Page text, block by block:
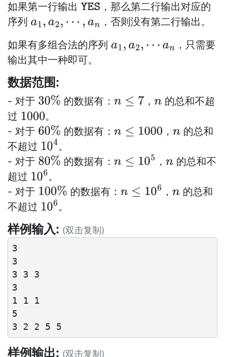
如果第一行输出 YES ，那么第二行输出对应的
序列 a1,a 2,⋯, a n
，否则没有第二行输出。
如果有多组合法的序列 a1,a 2,⋯an
，只需要
输出其中一种即可。
数据范围:
- 对于 30% 的数据有：n≤7 ，n 的总和不超
过 1000。
- 对于 60% 的数据有：n≤1000 ，n 的总和
不超过 104。
- 对于 80% 的数据有：n≤10 5 ，n 的总和不
超过 106。
- 对于 100% 的数据有： n≤10 6 ， n的总和
不超过 106。
样例输入: (双击复制)
3
3
3 3 3
3
1 1 1
5
样例输出: (双击复制)